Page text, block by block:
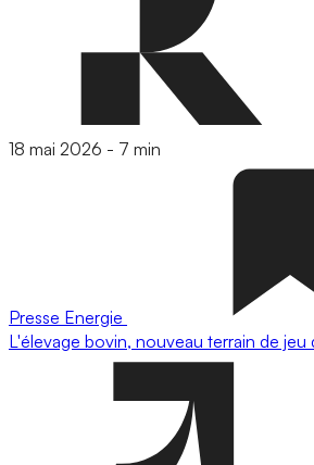
18 mai 2026 - 7 min
Presse Energie
L'élevage bovin, nouveau terrain de jeu